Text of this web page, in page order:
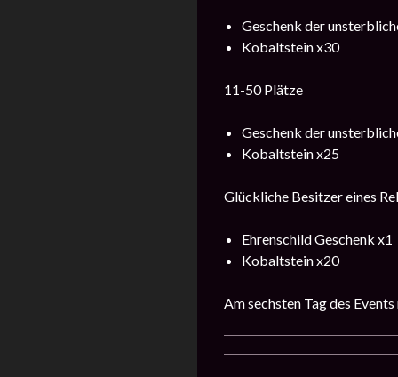
Geschenk der
Kobaltstein x30
11-50 Plätze
Geschenk der
Kobaltstein x25
Glückliche Besitzer eines
Ehrenschild Geschenk x1
Kobaltstein x20
Am sechsten Tag des